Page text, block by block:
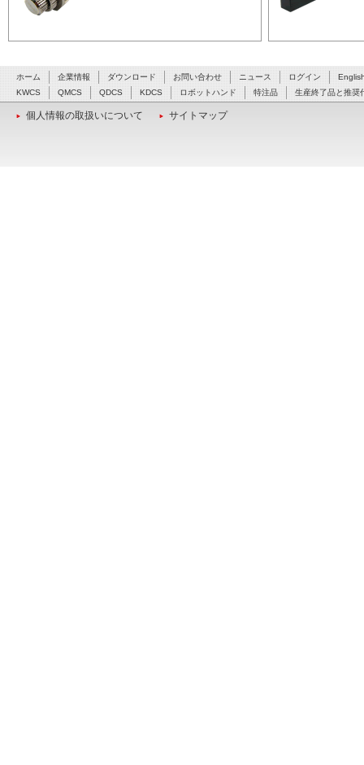
ホーム 企業情報 ダウンロード お問い合わせ ニュース ログイン
KWCS
QMCS QDCS KDCS ロボットハンド 特注品 生産終了品と推奨
個人情報の取扱いについて サイトマップ